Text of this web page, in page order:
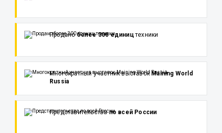
Проданоболее 300 едиництехники
Многократный участник выставок Maining World
Russia
Представительствапо всей России